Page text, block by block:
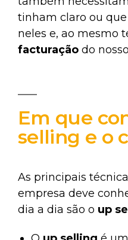
tinham claro ou
neles e, ao mesmo
facturação do
Em que
selling e o
As principais
empresa deve
dia a dia são o up